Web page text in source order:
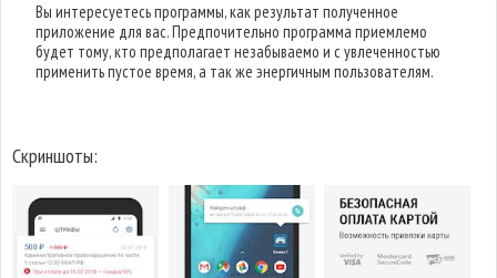
Вы интересуетесь программы, как результат полученное
приложение для вас. Предпочительно программа приемлемо
будет тому, кто предполагает незабываемо и с увлеченностью
применить пустое время, а так же энергичным пользователям.
Скриншоты: